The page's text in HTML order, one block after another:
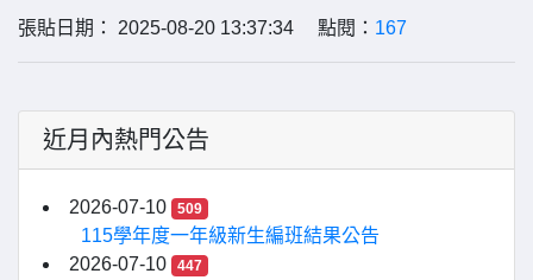
張貼日期： 2025-08-20 13:37:34 點閱： 167
近月內熱門公告
2026-07-10 509
115學年度一年級新生編班結果公告
2026-07-10
447